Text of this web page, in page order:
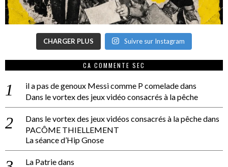
CHARGER PLUS Suivre sur Instagram
CA COMMENTE SEC
il a pas de genoux Messi comme P comeladedans
Dans le vortex des jeux vidéo consacrés à la pêche
Dans le vortex des jeux vidéos consacrés à la pêchedans
PACÔME THIELLEMENT
La séance d’Hip Gnose
La Patriedans